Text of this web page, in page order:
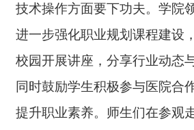
技术操作方面要下功夫。学院
进一步强化职业规划课程建设
校园开展讲座，分享行业动态
同时鼓励学生积极参与医院合
提升职业素养。师生们在参观